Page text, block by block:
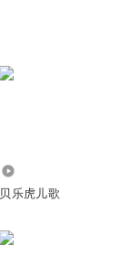
贝乐虎儿歌